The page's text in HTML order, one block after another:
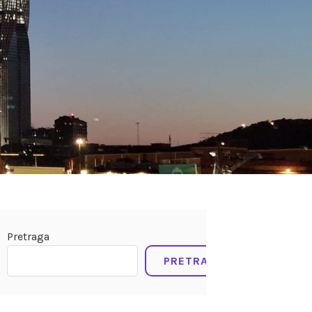
Pretraga
PRETRAGA